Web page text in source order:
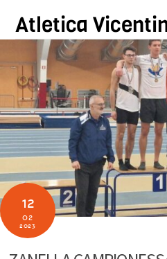
content
Atletica
12
02
2023